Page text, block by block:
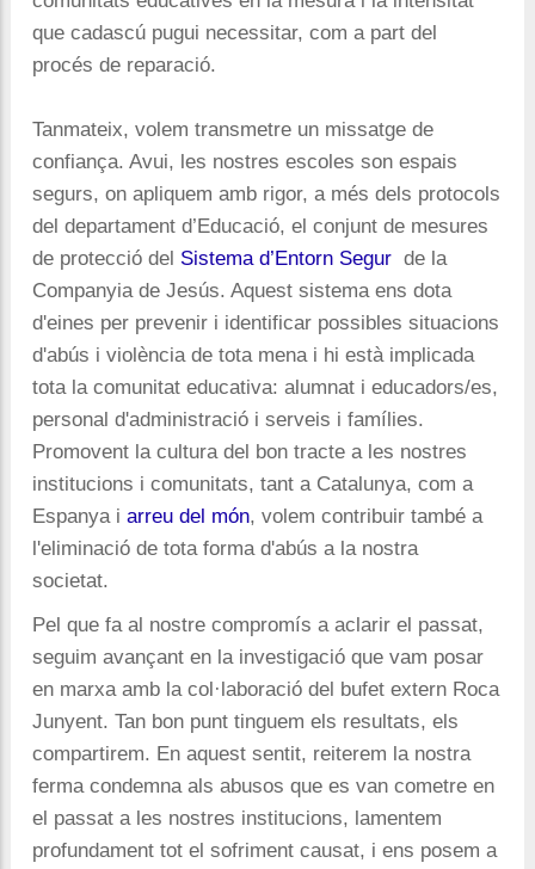
que cadascú pugui necessitar, com a part del
procés de reparació.
Tanmateix, volem transmetre un missatge de
confiança. Avui, les nostres escoles son espais
segurs, on apliquem amb rigor, a més dels protocols
del departament d’Educació, el conjunt de mesures
de protecció del Sistema d’Entorn Segur de la
Companyia de Jesús. Aquest sistema ens dota
d'eines per prevenir i identificar possibles situacions
d'abús i violència de tota mena i hi està implicada
tota la comunitat educativa: alumnat i educadors/es,
personal d'administració i serveis i famílies.
Promovent la cultura del bon tracte a les nostres
institucions i comunitats, tant a Catalunya, com a
Espanya i arreu del món, volem contribuir també a
l'eliminació de tota forma d'abús a la nostra
societat.
Pel que fa al nostre compromís a aclarir el passat,
seguim avançant en la investigació que vam posar
en marxa amb la col·laboració del bufet extern Roca
Junyent. Tan bon punt tinguem els resultats, els
compartirem. En aquest sentit, reiterem la nostra
ferma condemna als abusos que es van cometre en
el passat a les nostres institucions, lamentem
profundament tot el sofriment causat, i ens posem a